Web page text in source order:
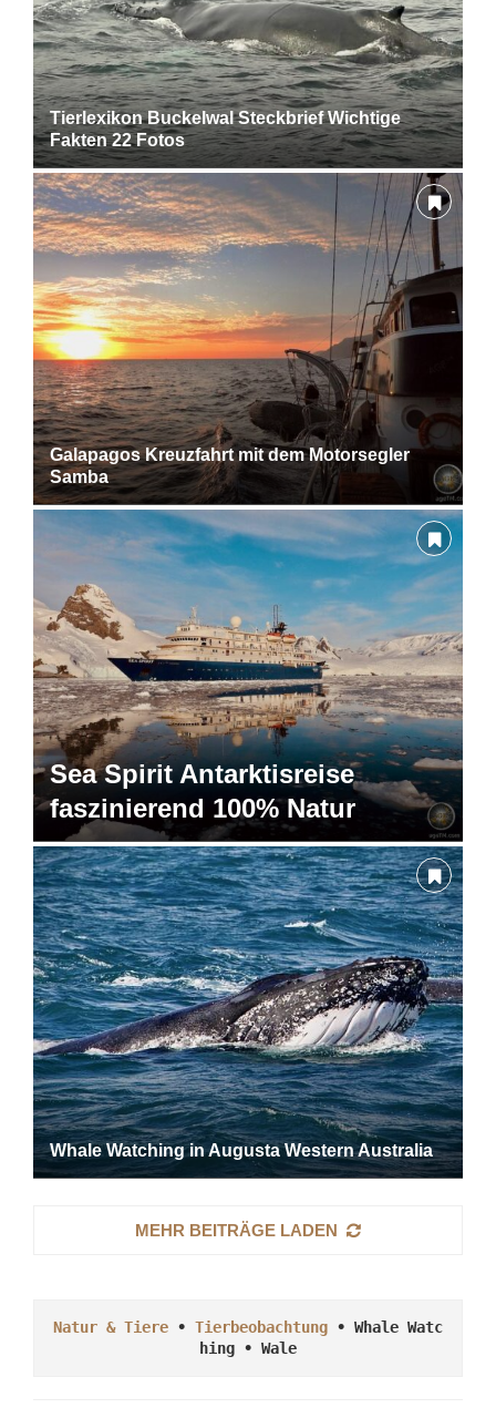
Tierlexikon Buckelwal Steckbrief Wichtige
Fakten 22 Fotos
Galapagos Kreuzfahrt mit dem Motorsegler
Samba
Sea Spirit Antarktisreise
faszinierend 100% Natur
Whale Watching in Augusta Western Australia
MEHR BEITRÄGE LADEN
Natur & Tiere • Tierbeobachtung • Whale Watc
hing • Wale